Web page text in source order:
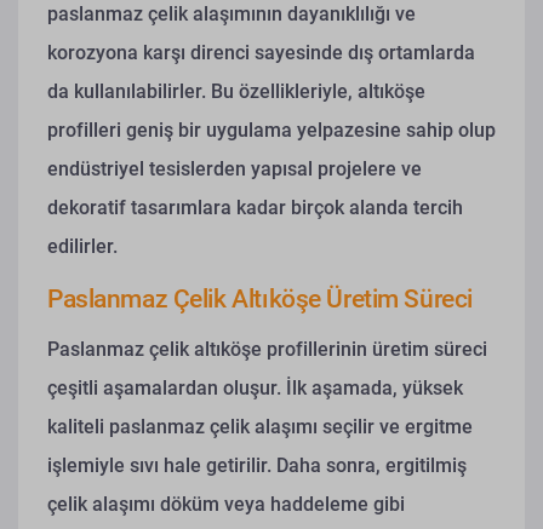
paslanmaz çelik alaşımının dayanıklılığı ve
korozyona karşı direnci sayesinde dış ortamlarda
da kullanılabilirler. Bu özellikleriyle, altıköşe
profilleri geniş bir uygulama yelpazesine sahip olup
endüstriyel tesislerden yapısal projelere ve
dekoratif tasarımlara kadar birçok alanda tercih
edilirler.
Paslanmaz Çelik Altıköşe Üretim Süreci
Paslanmaz çelik altıköşe profillerinin üretim süreci
çeşitli aşamalardan oluşur. İlk aşamada, yüksek
kaliteli paslanmaz çelik alaşımı seçilir ve ergitme
işlemiyle sıvı hale getirilir. Daha sonra, ergitilmiş
çelik alaşımı döküm veya haddeleme gibi